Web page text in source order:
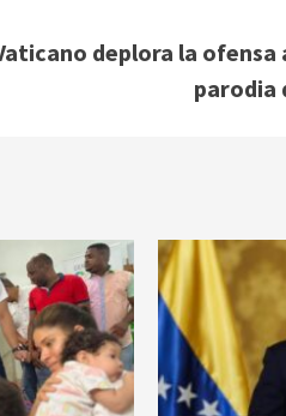
deplora la
parodia